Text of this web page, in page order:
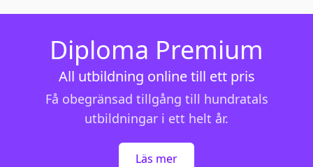
Diploma Premium
All utbildning online till ett pris
Få obegränsad tillgång till hundratals
utbildningar i ett helt år.
Läs mer